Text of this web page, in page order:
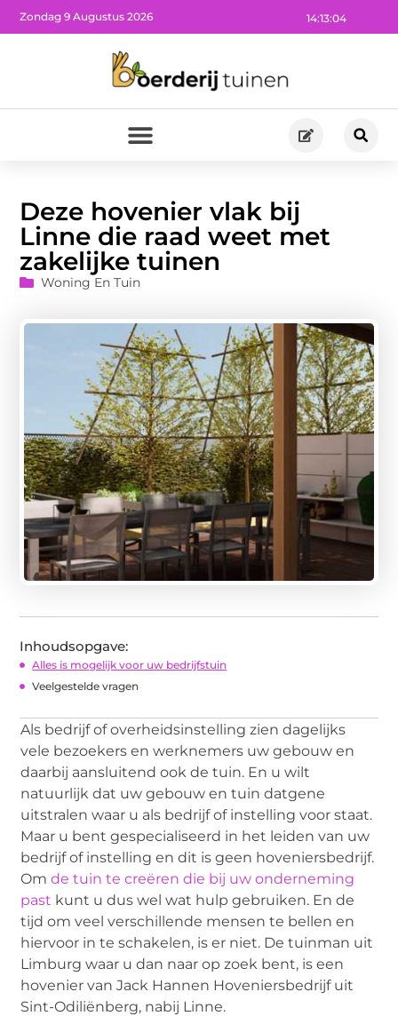
14:13:05
Zondag 9 Augustus 2026
Deze hovenier vlak bij
Linne die raad weet met
zakelijke tuinen
Woning En Tuin
Inhoudsopgave:
Alles is mogelijk voor uw bedrijfstuin
Veelgestelde vragen
Als bedrijf of overheidsinstelling zien dagelijks
vele bezoekers en werknemers uw gebouw en
daarbij aansluitend ook de tuin. En u wilt
natuurlijk dat uw gebouw en tuin datgene
uitstralen waar u als bedrijf of instelling voor staat.
Maar u bent gespecialiseerd in het leiden van uw
bedrijf of instelling en dit is geen hoveniersbedrijf.
Omde tuin te creëren die bij uw onderneming
past kunt u dus wel wat hulp gebruiken. En de
tijd om veel verschillende mensen te bellen en
hiervoor in te schakelen, is er niet. De tuinman uit
Limburg waar u dan naar op zoek bent, is een
hovenier van Jack Hannen Hoveniersbedrijf uit
Sint-Odiliënberg, nabij Linne.